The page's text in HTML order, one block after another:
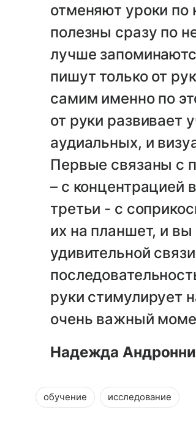
отменяют уроки по
полезны сразу по
лучше
пишут только от
самим именно по
от руки развивает
аудиальных, и
Первые связаны с
– с концентрацией
третьи - с
их на планшет, и
удивительной
руки стимулирует
очень важный
Надежда
обучение исследование